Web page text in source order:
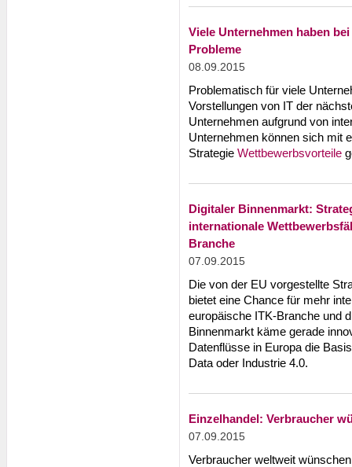
Viele Unternehmen haben
Probleme
08.09.2015
Problematisch für viele
Vorstellungen von IT der
Unternehmen aufgrund von
Unternehmen können sich mit
Strategie Wettbewerbsvorteile
Digitaler Binnenmarkt:
internationale
Branche
07.09.2015
Die von der EU vorgestellte
bietet eine Chance für mehr
europäische ITK-Branche und
Binnenmarkt käme gerade
Datenflüsse in Europa die
Data oder Industrie 4.0.
Einzelhandel: Verbraucher
07.09.2015
Verbraucher weltweit